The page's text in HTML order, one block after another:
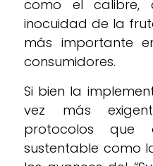
como el calibre,
inocuidad de la
más importante
consumidores.
Si bien la
vez más
protocolos que
sustentable como